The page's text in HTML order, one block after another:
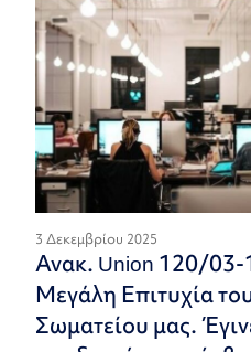
3 Δεκεμβρίου 2025
Ανακ. Union 120/
Μεγάλη Επιτυχία
Σωματείου μας.